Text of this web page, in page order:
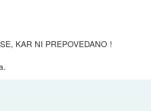
KAR NI PREPOVEDANO !